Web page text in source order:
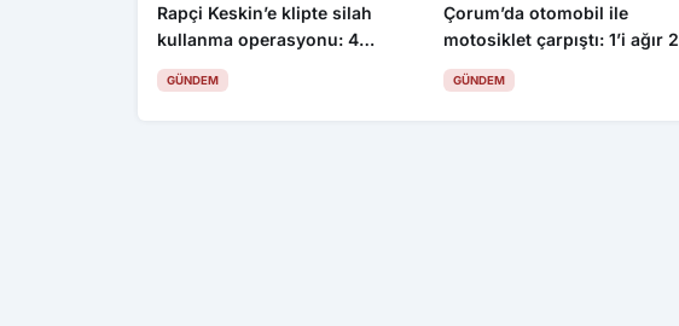
Rapçi Keskin’e klipte silah
kullanma operasyonu: 4
gözaltı
GÜNDEM
Çorum’da otomobil ile
motosiklet çarpıştı: 1’i ağır 2
yaralı
GÜNDEM